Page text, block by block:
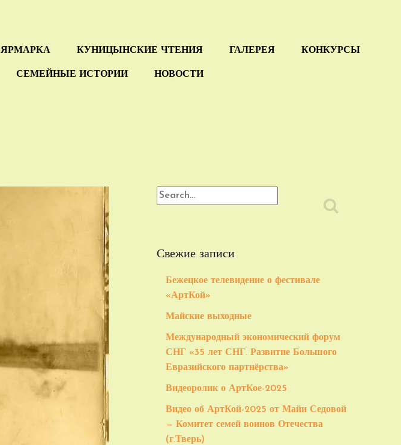
ЯРМАРКА КУНИЦЫНСКИЕ ЧТЕНИЯ ГАЛЕРЕЯ КОНКУРСЫ
СЕМЕЙНЫЕ ИСТОРИИ НОВОСТИ
Свежие записи
Бежецкое телевидение о фестивале
«АртКой»
Майские выходные
Международный экономический форум
СНГ «35 лет СНГ. Развитие Большого
Евразийского партнёрства»
Видеоролик о АртКое-2025
Видео об АртКой-2025 от Майи Седовой
— Комитет семей воинов Отечества
(г.Тверь)